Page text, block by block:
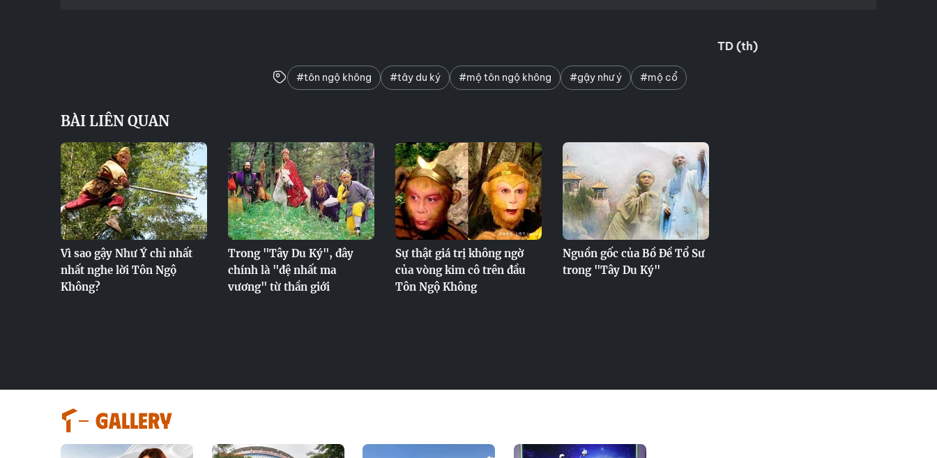
TD (th)
#tôn ngộ không #tây du ký #mộ tôn ngộ không #gậy như ý #mộ cổ
BÀI LIÊN QUAN
Vì sao gậy Như Ý chỉ nhất
nhất nghe lời Tôn Ngộ
Không?
Trong "Tây Du Ký", đây
chính là "đệ nhất ma
vương" từ thần giới
Sự thật giá trị không ngờ
của vòng kim cô trên đầu
Tôn Ngộ Không
Nguồn gốc của Bồ Đề Tổ Sư
trong "Tây Du Ký"
GALLERY